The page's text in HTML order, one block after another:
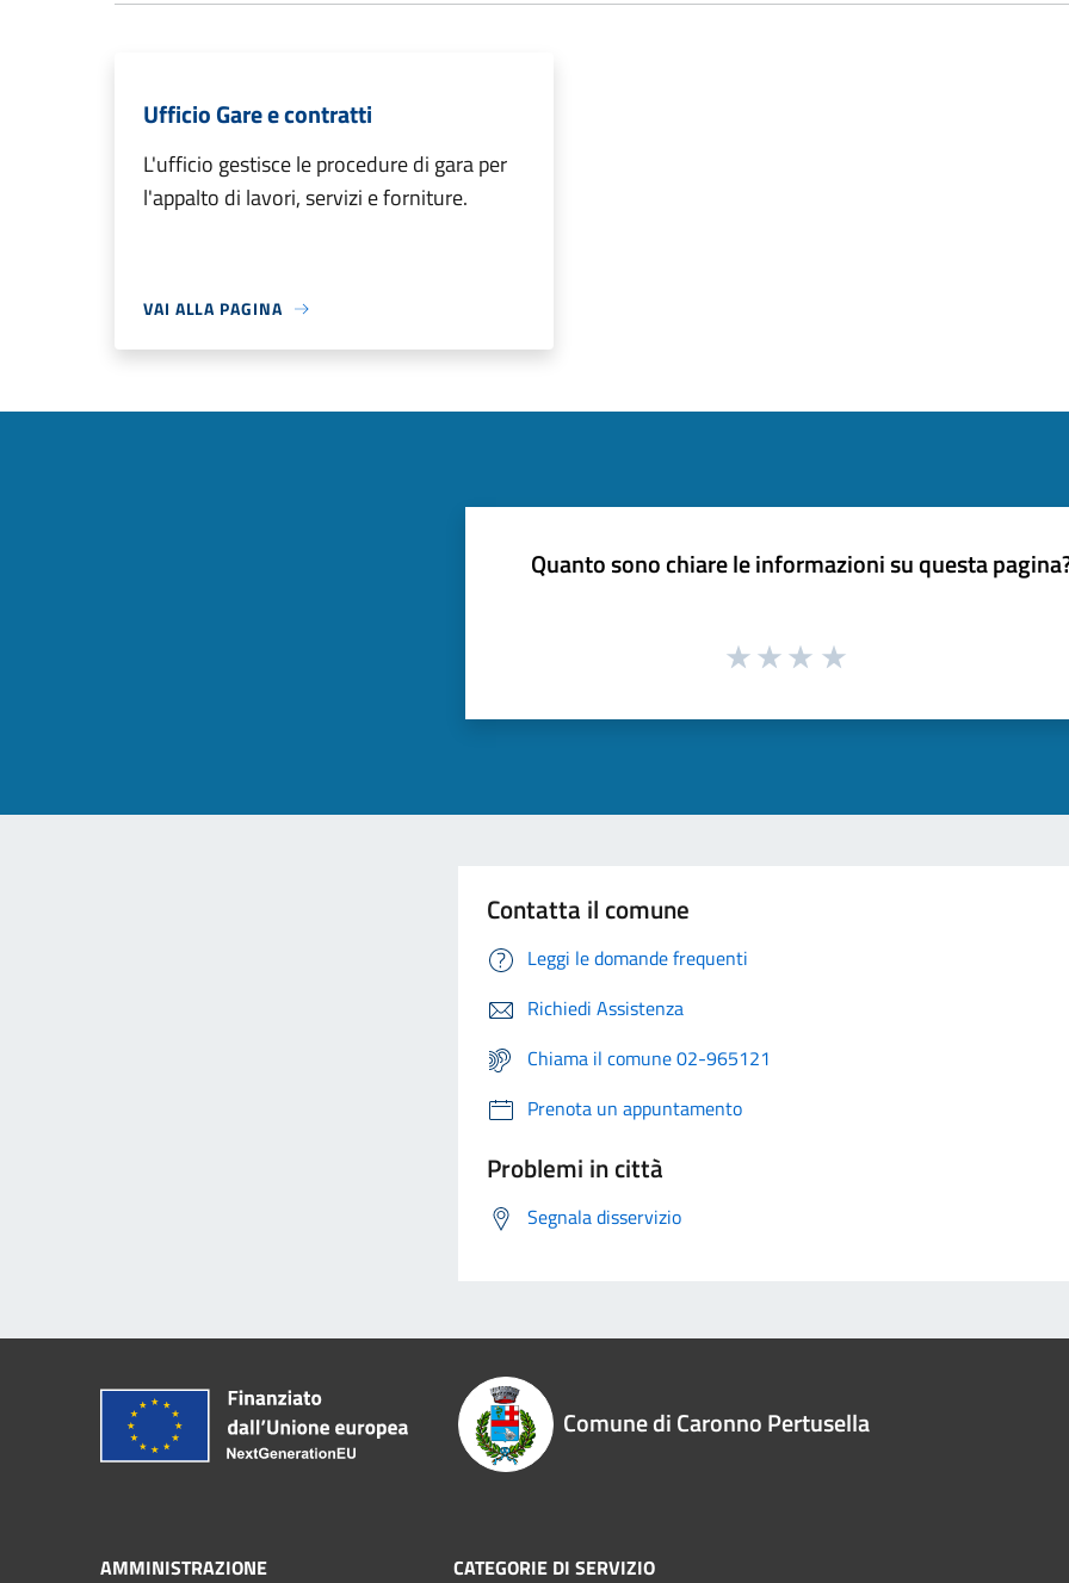
Ufficio Gare e contratti
L'ufficio gestisce le procedure di gara per
l'appalto di lavori, servizi e forniture.
VAI ALLA PAGINA
Quanto sono chiare le informazioni su questa
Contatta il comune
Leggi le domande frequenti
Richiedi Assistenza
Chiama il comune 02-965121
Prenota un appuntamento
Problemi in città
Segnala disservizio
Comune di Caronno Pertusella
AMMINISTRAZIONE CATEGORIE DI SERVIZIO